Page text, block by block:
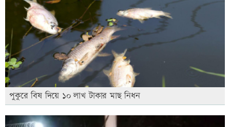
পুকুরে বিষ দিয়ে ১০ লাখ টাকার মাছ নিধন